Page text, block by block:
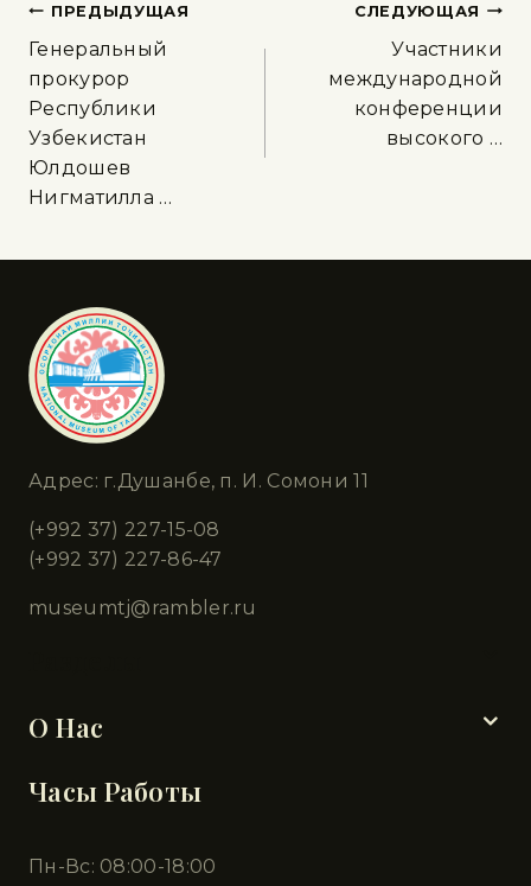
ПРЕДЫДУЩАЯ
Генеральный
прокурор
Республики
Узбекистан
Юлдошев
Нигматилла …
СЛЕДУЮЩАЯ
Участники
международной
конференции
высокого …
Адрес: г.Душанбе, п. И. Сомони 11
(+992 37) 227-15-08
(+992 37) 227-86-47
museumtj@rambler.ru
О Нас
Часы Работы
Пн-Вс: 08:00-18:00